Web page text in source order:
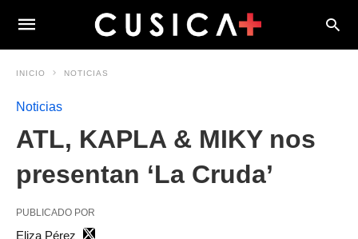
INICIO NOTICIAS
Noticias
ATL, KAPLA & MIKY nos
presentan ‘La Cruda’
PUBLICADO POR
Eliza Pérez